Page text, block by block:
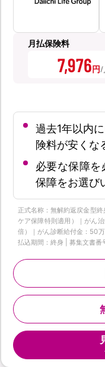
月払保険料
7,976円
過去1年以内
険料が安くな
必要な保障
保障をお選び
正式名称：無解約返戻金型
ケア保障特則適用）｜がん
倍）｜がん診断給付金：50
払込期間：終身 | 募集文書